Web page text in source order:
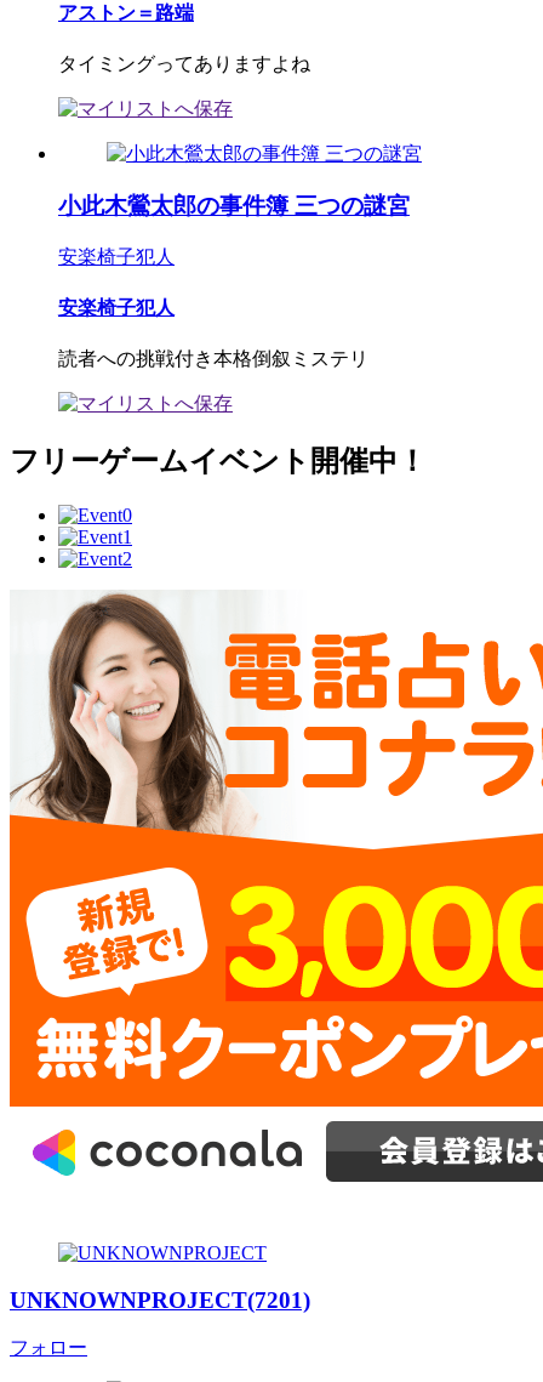
アストン＝路端
タイミングってありますよね
小此木鶯太郎の事件簿 三つの謎宮
安楽椅子犯人
安楽椅子犯人
読者への挑戦付き本格倒叙ミステリ
フリーゲームイベント開催中！
UNKNOWNPROJECT(7201)
フォロー